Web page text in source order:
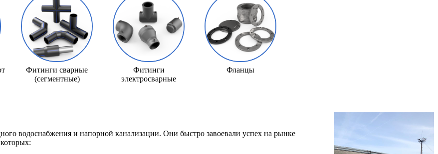
Фитинги сварные
(сегментные)
Фитинги
электросварные
Фланцы
водоснабжения и напорной канализации. Они быстро завоевали успех на рынке